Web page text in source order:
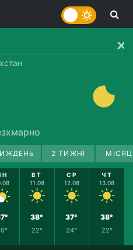
2 ТИЖНІ
ВТ
11.08
38°
22°
СР
12.08
37°
24°
ЧТ
13.08
38°
22°